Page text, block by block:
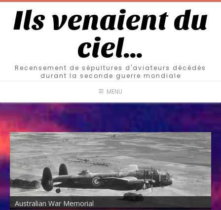
Ils venaient du
ciel…
Recensement de sépultures d'aviateurs décédés
durant la seconde guerre mondiale
MENU
Australian War Memorial